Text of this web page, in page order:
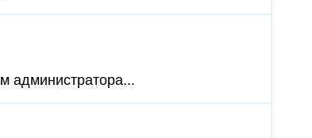
администратора...